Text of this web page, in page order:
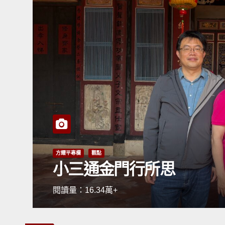
梁君度專欄 民生 觀點
《黎智英反中亂港 終受
閱讀量：5.38萬+